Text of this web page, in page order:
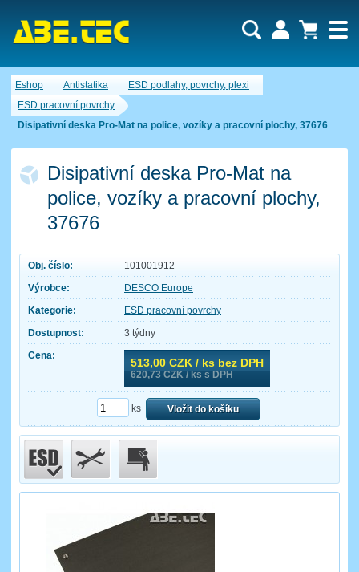
Eshop Antistatika
ESD podlahy, povrchy, plexi
ESD pracovní povrchy
Disipativní deska Pro-Mat na police, vozíky a pracovní plochy, 37676
Disipativní deska Pro-Mat na
police, vozíky a pracovní plochy,
37676
Obj. číslo:
101001912
Výrobce:
DESCO Europe
Kategorie:
ESD pracovní povrchy
Dostupnost:
3 týdny
Cena:
513,00 CZK / ks bez DPH
620,73 CZK / ks s DPH
ks Vložit do košíku
Nákupní košík je momentálně prázdný.
Počet produktů:0
Cena celkem:
Uživatel:
Heslo:
Zapomenuté heslo Nová registrace